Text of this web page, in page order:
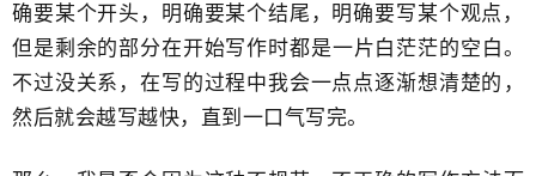
确要某个开头，明确要某个结尾，明确要写某个观点，​
但是剩余的部分在开始写作时都是一片白茫茫的空白。
不过没关系，在写的过程中我会一点点逐渐想清楚的​，
然后就会越写越快，直到一口气写完。